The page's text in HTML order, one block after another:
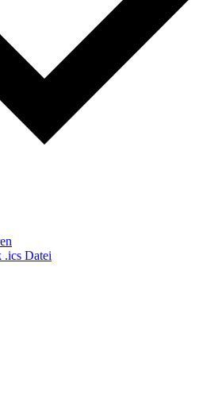
.ics Datei